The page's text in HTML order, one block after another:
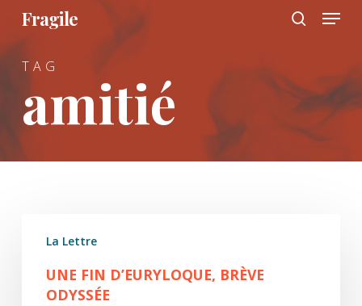
Skip
main
content
Fragile Menu
TAG
amitié
d’Euryloque,
brève
La Lettre
UNE FIN D’EURYLOQUE, BRÈVE
ODYSSÉE